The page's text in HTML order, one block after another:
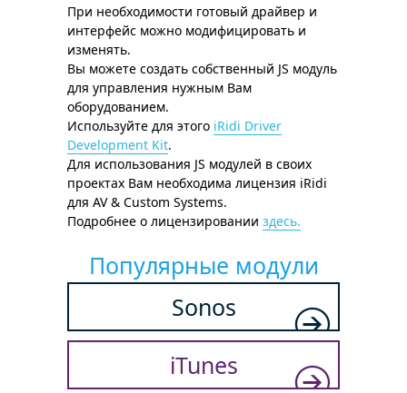
При необходимости готовый драйвер и
интерфейс можно модифицировать и
изменять.
Вы можете создать собственный JS модуль
для управления нужным Вам
оборудованием.
Используйте для этого iRidi Driver
Development Kit.
Для использования JS модулей в своих
проектах Вам необходима лицензия iRidi
для AV & Custom Systems.
Подробнее о лицензировании здесь.
Популярные модули
Sonos
iTunes